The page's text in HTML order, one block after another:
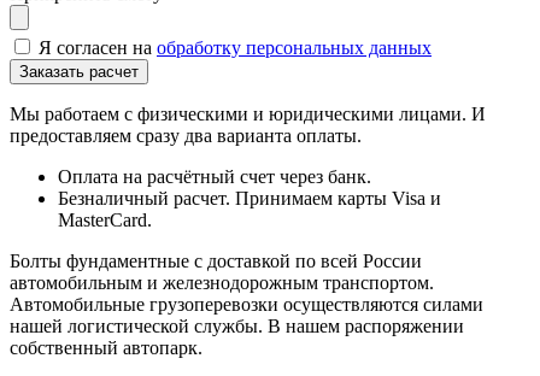
Я согласен на обработку персональных данных
Мы работаем с физическими и юридическими лицами. И
предоставляем сразу два варианта оплаты.
Оплата на расчётный счет через банк.
Безналичный расчет. Принимаем карты Visa и
MasterCard.
Болты фундаментные с доставкой по всей России
автомобильным и железнодорожным транспортом.
Автомобильные грузоперевозки осуществляются силами
нашей логистической службы. В нашем распоряжении
собственный автопарк.